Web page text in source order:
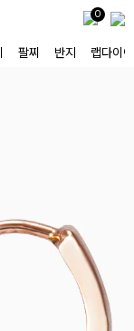
0
팔찌 반지 랩다이아